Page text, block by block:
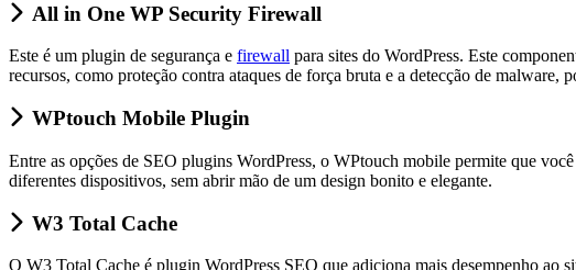
All in One WP Security Firewall
Este é um plugin de segurança e firewall para sites do WordPress. Este
recursos, como proteção contra ataques de força bruta e a detecção de malware,
WPtouch Mobile Plugin
Entre as opções de SEO plugins WordPress, o WPtouch mobile permite que
diferentes dispositivos, sem abrir mão de um design bonito e elegante.
W3 Total Cache
O W3 Total Cache é plugin WordPress SEO que adiciona mais desempenho ao